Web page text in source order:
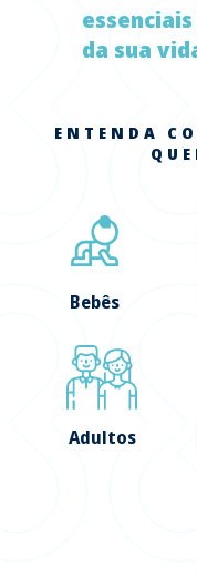
da sua
ENTENDA
Bebês
Adultos